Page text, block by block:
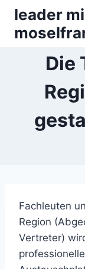
Zum
Inhalt
springen
leader
Die
Fachleuten
Region
Vertreter)